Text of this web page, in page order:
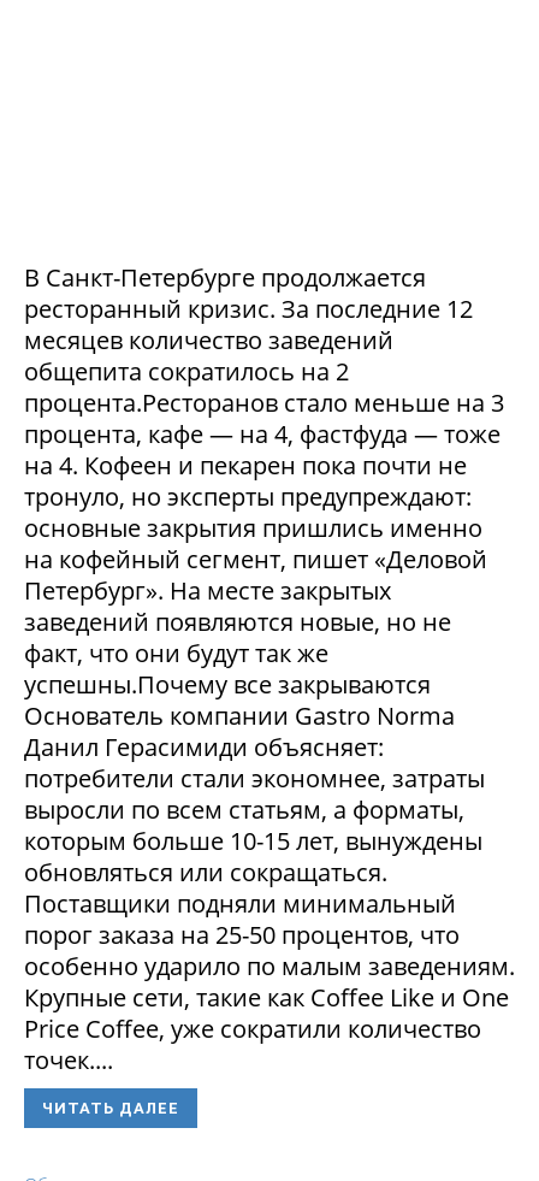
В Санкт-Петербурге продолжается
ресторанный кризис. За последние 12
месяцев количество заведений
общепита сократилось на 2
процента.Ресторанов стало меньше на 3
процента, кафе — на 4, фастфуда — тоже
на 4. Кофеен и пекарен пока почти не
тронуло, но эксперты предупреждают:
основные закрытия пришлись именно
на кофейный сегмент, пишет «Деловой
Петербург». На месте закрытых
заведений появляются новые, но не
факт, что они будут так же
успешны.Почему все закрываются
Основатель компании Gastro Norma
Данил Герасимиди объясняет:
потребители стали экономнее, затраты
выросли по всем статьям, а форматы,
которым больше 10-15 лет, вынуждены
обновляться или сокращаться.
Поставщики подняли минимальный
порог заказа на 25-50 процентов, что
особенно ударило по малым заведениям.
Крупные сети, такие как Coffee Like и One
Price Coffee, уже сократили количество
точек....
ЧИТАТЬ ДАЛЕЕ